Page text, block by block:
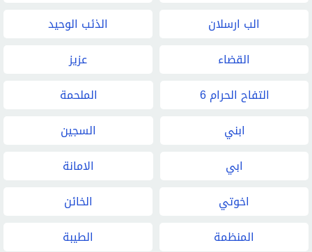
الب ارسلان
الذئب الوحيد
القضاء
عزيز
التفاح الحرام 6
الملحمة
ابني
السجين
ابي
الامانة
اخوتي
الخائن
المنظمة
الطيبة